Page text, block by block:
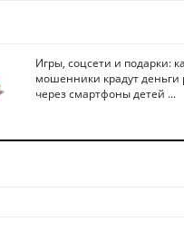
Игры, соцсети и подарки:
мошенники крадут деньги
через смартфоны детей ...